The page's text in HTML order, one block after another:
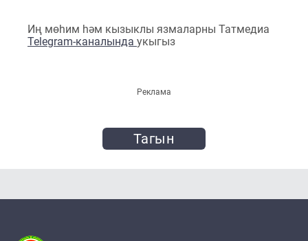
Иң мөһим һәм кызыклы язмаларны Татмедиа
Telegram-каналында укыгыз
Реклама
Тагын